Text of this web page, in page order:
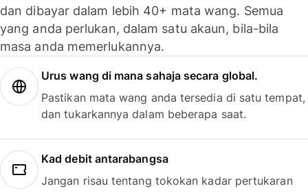
dan dibayar dalam lebih 40+ mata wang. Semua
yang anda perlukan, dalam satu akaun, bila-bila
masa anda memerlukannya.
Urus wang di mana sahaja secara global.
Pastikan mata wang anda tersedia di satu tempat,
dan tukarkannya dalam beberapa saat.
Kad debit antarabangsa
Jangan risau tentang tokokan kadar pertukaran